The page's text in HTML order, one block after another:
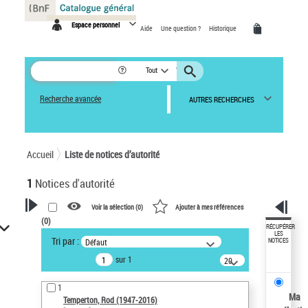
Espace personnel Aide Une question ? Historique
Tout
Recherche avancée AUTRES RECHERCHES
Accueil Liste de notices d’autorité
1 Notices d'autorité
VOTRE RECHERCHE
Recherche avancée dans les
notices d’autorité
Œuvres liées à l'auteur :
Temperton, Rod (1947-2016)
Voir la sélection (0) Ajouter à mes références
(0)
Tri par : Défaut
sur 1
20
résultats/page
1
Temperton, Rod (1947-2016)
RÉCUPÉRER
LES
NOTICES
Ma
Panneau de gestion des cookies